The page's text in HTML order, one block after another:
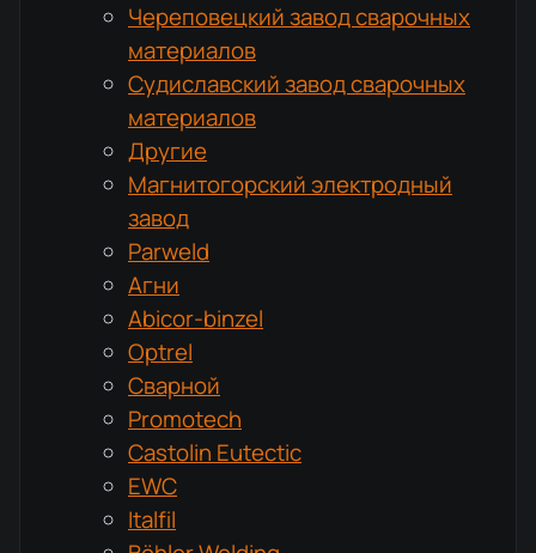
Череповецкий завод сварочных
материалов
Судиславский завод сварочных
материалов
Другие
Магнитогорский электродный
завод
Parweld
Агни
Abicor-binzel
Optrel
Сварной
Promotech
Castolin Eutectic
EWC
Italfil